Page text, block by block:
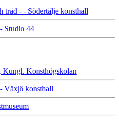
tråd - - Södertälje konsthall
Studio 44
Kungl. Konsthögskolan
Växjö konsthall